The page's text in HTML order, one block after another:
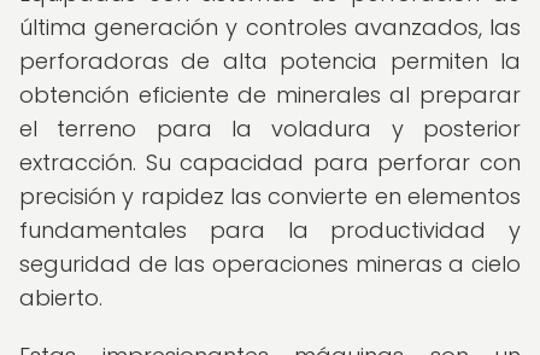
última generación y controles avanzados, las
perforadoras de alta potencia permiten la
obtención eficiente de minerales al preparar
el terreno para la voladura y posterior
extracción. Su capacidad para perforar con
precisión y rapidez las convierte en elementos
fundamentales para la productividad y
seguridad de las operaciones mineras a cielo
abierto.